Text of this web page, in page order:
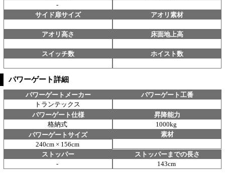
-
サイド扉サイズ アオリ素材
アオリ高さ 床面地上高
スイッチ数 ホイスト数
パワーゲート詳細
パワーゲートメーカー
トランテックス
パワーゲート工番
パワーゲート仕様
格納式
昇降能力
1000kg
パワーゲートサイズ
240cm × 156cm
素材
ストッパー
-
ストッパーまでの長さ
143cm